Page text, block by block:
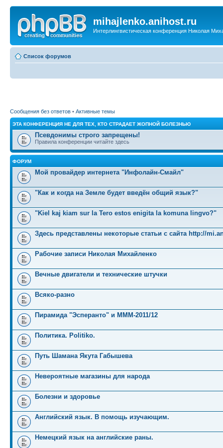
mihajlenko.anihost.ru
Интерлингвистическая конференция Николая
Список форумов
Сообщения без ответов • Активные темы
ЭТА КОНФЕРЕНЦИЯ НЕ ДЛЯ ТЕХ, КТО СТРАДАЕТ ЖОПНОЙ БОЛЕЗНЬЮ
Псевдонимы строго запрещены!
Правила конференции читайте здесь
ФОРУМ
Мой провайдер интернета "Инфолайн-Смайл"
"Как и когда на Земле будет введён общий язык?"
"Kiel kaj kiam sur la Tero estos enigita la komuna lingvo?"
Здесь представлены некоторые статьи с сайта http://
Рабочие записи Николая Михайленко
Вечные двигатели и технические штучки
Всяко-разно
Пирамида "Эсперанто" и MMM-2011/12
Политика. Politiko.
Путь Шамана Якута Габышева
Невероятные магазины для народа
Болезни и здоровье
Английский язык. В помощь изучающим.
Немецкий язык на английские раны.